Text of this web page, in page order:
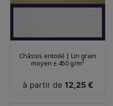
Châssis entoilé | Lin grain
moyen ± 450 g/m²
Prix
à partir de 12,25 €